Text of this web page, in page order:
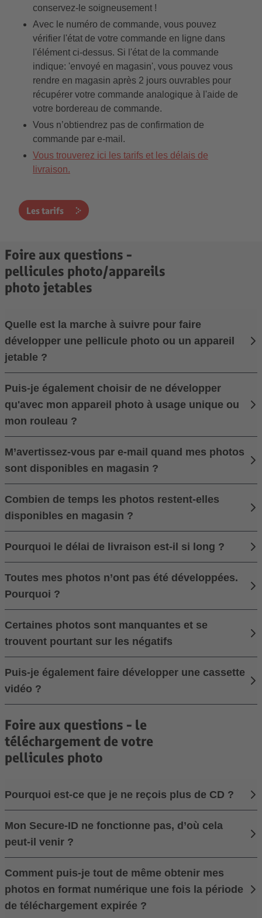
conservez-le soigneusement !
Avec le numéro de commande, vous pouvez
vérifier l'état de votre commande en ligne dans
l'élément ci-dessus. Si l'état de la commande
indique: 'envoyé en magasin', vous pouvez vous
rendre en magasin après 2 jours ouvrables pour
récupérer votre commande analogique à l'aide de
votre bordereau de commande.
Vous n’obtiendrez pas de confirmation de
commande par e-mail.
Vous trouverez ici les tarifs et les délais de
livraison.
Les tarifs
Foire aux questions -
pellicules photo/appareils
photo jetables
Quelle est la marche à suivre pour faire
développer une pellicule photo ou un appareil
jetable ?
Puis-je également choisir de ne développer
qu'avec mon appareil photo à usage unique ou
mon rouleau ?
M’avertissez-vous par e-mail quand mes photos
sont disponibles en magasin ?
Combien de temps les photos restent-elles
disponibles en magasin ?
Pourquoi le délai de livraison est-il si long ?
Toutes mes photos n’ont pas été développées.
Pourquoi ?
Certaines photos sont manquantes et se
trouvent pourtant sur les négatifs
Puis-je également faire développer une cassette
vidéo ?
Foire aux questions - le
téléchargement de votre
pellicules photo
Pourquoi est-ce que je ne reçois plus de CD ?
Mon Secure-ID ne fonctionne pas, d’où cela
peut-il venir ?
Comment puis-je tout de même obtenir mes
photos en format numérique une fois la période
de téléchargement expirée ?